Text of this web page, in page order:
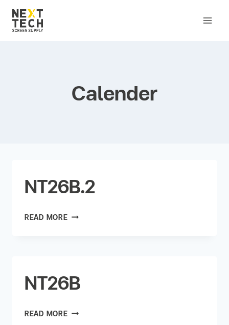
Calender
NT26B.2
READ MORE
NT26B
READ MORE